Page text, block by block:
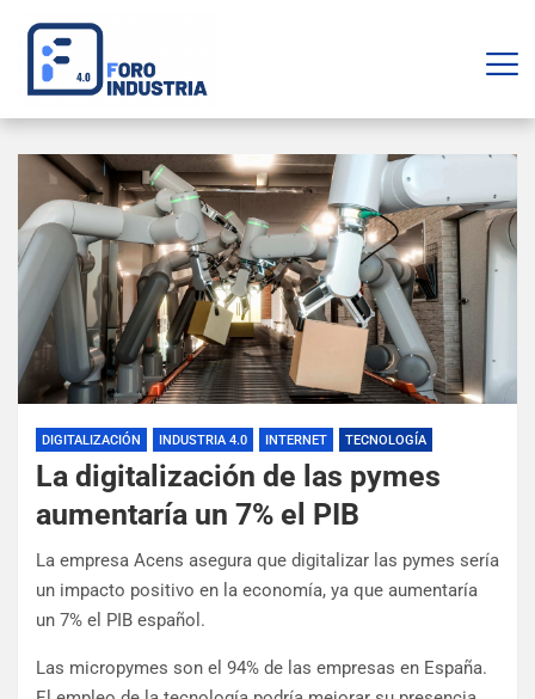
DIGITALIZACIÓN INDUSTRIA 4.0 INTERNET TECNOLOGÍA
La digitalización de las pymes
aumentaría un 7% el PIB
La empresa Acens asegura que digitalizar las pymes sería
un impacto positivo en la economía, ya que aumentaría
un 7% el PIB español.
Las micropymes son el 94% de las empresas en España.